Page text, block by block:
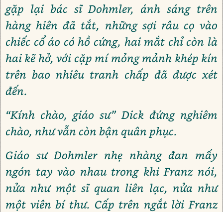
gặp lại bác sĩ Dohmler, ánh sáng trên
hàng hiên đã tắt, những sợi râu cọ vào
chiếc cổ áo có hồ cứng, hai mắt chỉ còn là
hai kẽ hở, với cặp mí mỏng mảnh khép kín
trên bao nhiêu tranh chấp đã được xét
đến.
“Kính chào, giáo sư” Dick đứng nghiêm
chào, như vẫn còn bận quân phục.
Giáo sư Dohmler nhẹ nhàng đan mấy
ngón tay vào nhau trong khi Franz nói,
nửa như một sĩ quan liên lạc, nửa như
một viên bí thư. Cấp trên ngắt lời Franz